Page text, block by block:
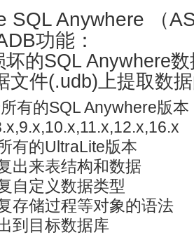
SQL Anywhere （
功能：
坏的SQL Anywhere
文件(.udb)上提取数
有的SQL Anywhere版
有的UltraLite版本
出来表结构和数据
自定义数据类型
存储过程等对象的语法
到目标数据库